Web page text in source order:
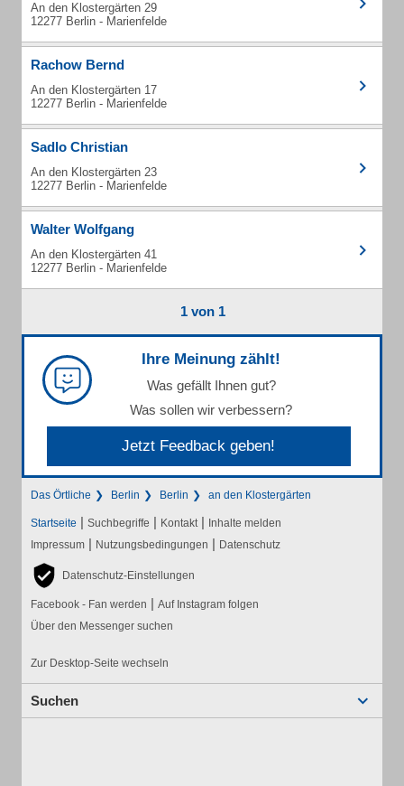
An den Klostergärten 29
12277 Berlin - Marienfelde
Rachow Bernd
An den Klostergärten 17
12277 Berlin - Marienfelde
Sadlo Christian
An den Klostergärten 23
12277 Berlin - Marienfelde
Walter Wolfgang
An den Klostergärten 41
12277 Berlin - Marienfelde
1 von 1
Ihre Meinung zählt!
Was gefällt Ihnen gut?
Was sollen wir verbessern?
Jetzt Feedback geben!
Das Örtliche Berlin Berlin an den Klostergärten
Startseite | Suchbegriffe | Kontakt | Inhalte melden
Impressum | Nutzungsbedingungen | Datenschutz
Datenschutz-Einstellungen
Facebook - Fan werden | Auf Instagram folgen
Über den Messenger suchen
Zur Desktop-Seite wechseln
Suchen